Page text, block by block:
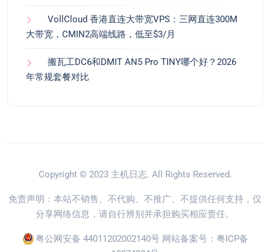
VollCloud 香港直连大带宽VPS：三网直连300M
大带宽，CMIN2高端线路，低至$3/月
搬瓦工DC6和DMIT AN5 Pro TINY哪个好？2026
年常规套餐对比
Copyright © 2023 主机日志. All Rights Reserved.
免责声明：本站不销售、不代购、不推广、不提供任何支持，仅
分享网络信息，请自行辨别并承担购买相应责任。
粤公网安备 44011202002140号 网站备案号： 粤ICP备